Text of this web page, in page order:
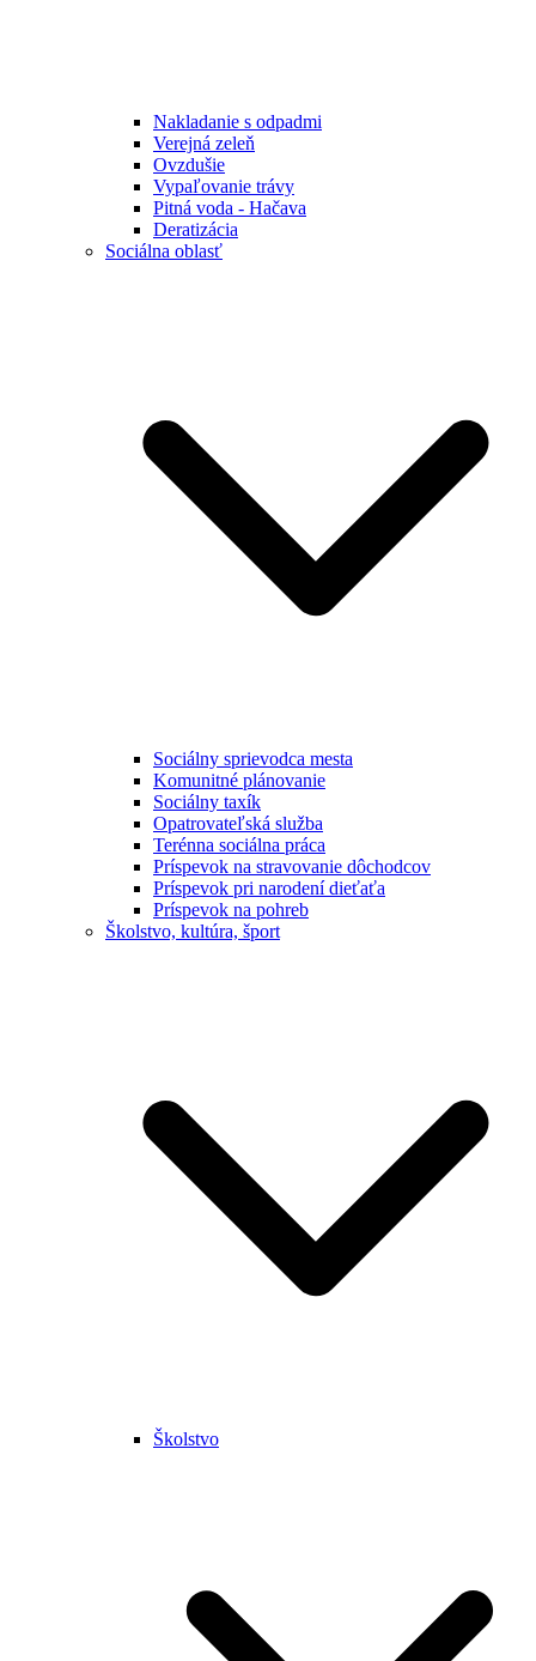
Nakladanie s odpadmi
Verejná zeleň
Ovzdušie
Vypaľovanie trávy
Pitná voda - Hačava
Deratizácia
Sociálna oblasť
Sociálny sprievodca mesta
Komunitné plánovanie
Sociálny taxík
Opatrovateľská služba
Terénna sociálna práca
Príspevok na stravovanie dôchodcov
Príspevok pri narodení dieťaťa
Príspevok na pohreb
Školstvo, kultúra, šport
Školstvo